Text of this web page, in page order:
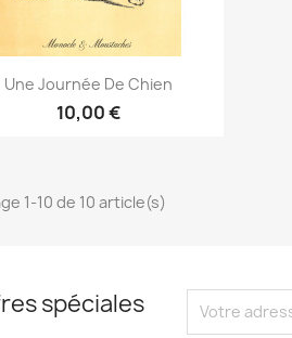
Aperçu rapide
Une Journée De Chien
10,00 €
1-10 de 10 article(s)
spéciales